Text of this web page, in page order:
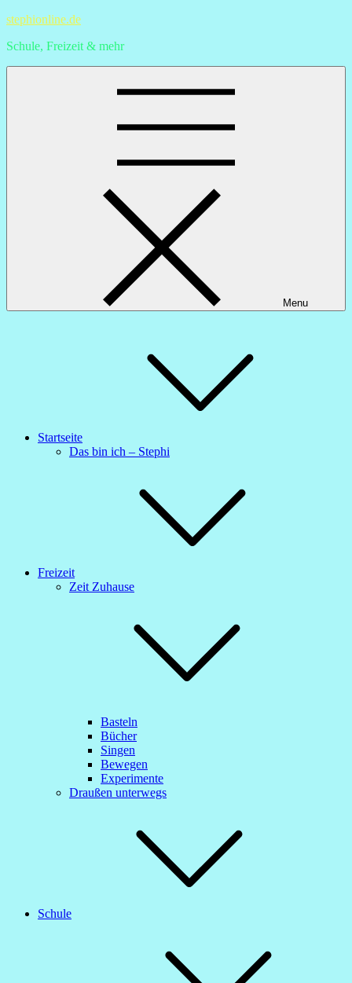
Skip
content
stephionline.de
Schule, Freizeit & mehr
Menu
Startseite
Das bin ich – Stephi
Freizeit
Zeit Zuhause
Basteln
Bücher
Singen
Bewegen
Experimente
Draußen unterwegs
Schule